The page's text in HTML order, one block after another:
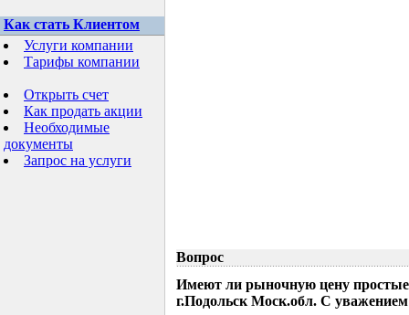
Как стать Клиентом
Услуги компании
Тарифы компании
Открыть счет
Как продать акции
Необходимые
документы
Запрос на услуги
Вопрос
Имеют ли рыночную цену
г.Подольск Моск.обл. С